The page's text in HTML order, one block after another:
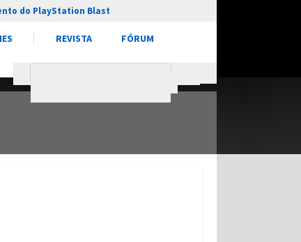
do PlayStation Blast
REVISTA FÓRUM